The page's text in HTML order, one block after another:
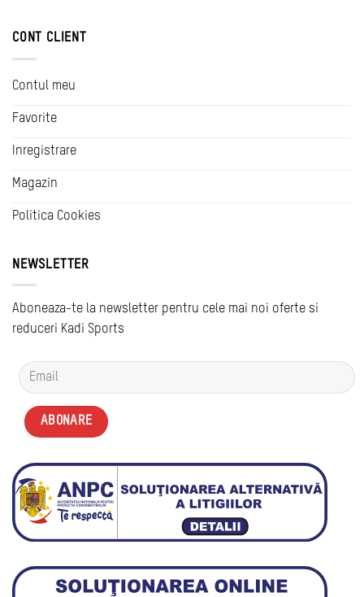
CONT CLIENT
Contul meu
Favorite
Inregistrare
Magazin
Politica Cookies
NEWSLETTER
Aboneaza-te la newsletter pentru cele mai noi oferte si
reduceri Kadi Sports